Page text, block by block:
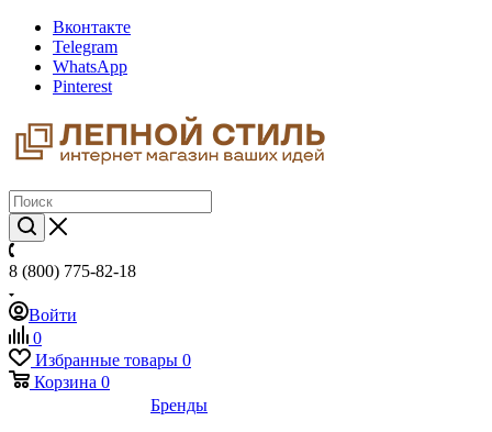
Вконтакте
Telegram
WhatsApp
Pinterest
8 (800) 775-82-18
Войти
0
Избранные товары 0
Корзина 0
Бренды